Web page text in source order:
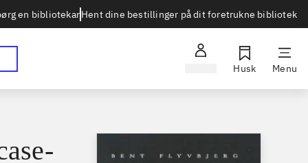
en bibliotekarHent dine bestillinger på dit foretrukne bibliotek
Husk Menu